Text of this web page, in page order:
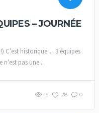
– JOURNÉE
C’est historique… 3 équipes
pas une...
15 28 0